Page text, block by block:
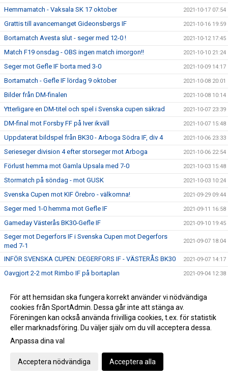
Hemmamatch - Vaksala SK 17 oktober 2021-10-17 07:54
Grattis till avancemanget Gideonsbergs IF 2021-10-16 19:59
Bortamatch Avesta slut - seger med 12-0 ! 2021-10-12 17:45
Match F19 onsdag - OBS ingen match imorgon!! 2021-10-10 21:24
Seger mot Gefle IF borta med 3-0 2021-10-09 14:17
Bortamatch - Gefle IF lördag 9 oktober 2021-10-08 20:01
Bilder från DM-finalen 2021-10-08 10:14
Ytterligare en DM-titel och spel i Svenska cupen säkrad 2021-10-07 23:39
DM-final mot Forsby FF på Iver ikväll 2021-10-07 15:48
Uppdaterat bildspel från BK30 - Arboga Södra IF, div 4 2021-10-06 23:33
Serieseger division 4 efter storseger mot Arboga 2021-10-06 22:54
Förlust hemma mot Gamla Upsala med 7-0 2021-10-03 15:48
Stormatch på söndag - mot GUSK 2021-10-03 10:24
Svenska Cupen mot KIF Örebro - välkomna! 2021-09-29 09:44
Seger med 1-0 hemma mot Gefle IF 2021-09-11 16:58
Gameday Västerås BK30-Gefle IF 2021-09-10 19:45
Seger mot Degerfors IF i Svenska Cupen mot Degerfors
med 7-1
2021-09-07 18:04
INFÖR SVENSKA CUPEN: DEGERFORS IF - VÄSTERÅS BK30 2021-09-07 14:17
Oavgjort 2-2 mot Rimbo IF på bortaplan 2021-09-04 12:38
TRIPPELT BK30 I LANDSLAGET!!! 2021-09-01 13:33
Seger hemma mot Selånger SK med 6-0 2021-08-28 16:52
INFÖR: VÄSTERÅS BK30 DAM - SELÅNGER SK 2021-08-27 09:26
Seriepremiär Div 4 Västmanland!
Förlust borta mot Täby med 1-0
DEGERFORS IF VÄNTAR I 2:OMGÅNGEN AV
För att hemsidan ska fungera korrekt använder vi nödvändiga
cookies från SportAdmin. Dessa går inte att stänga av.
Föreningen kan också använda frivilliga cookies, t.ex. för statistik
eller marknadsföring. Du väljer själv om du vill acceptera dessa.
Anpassa dina val
Acceptera nödvändiga Acceptera alla